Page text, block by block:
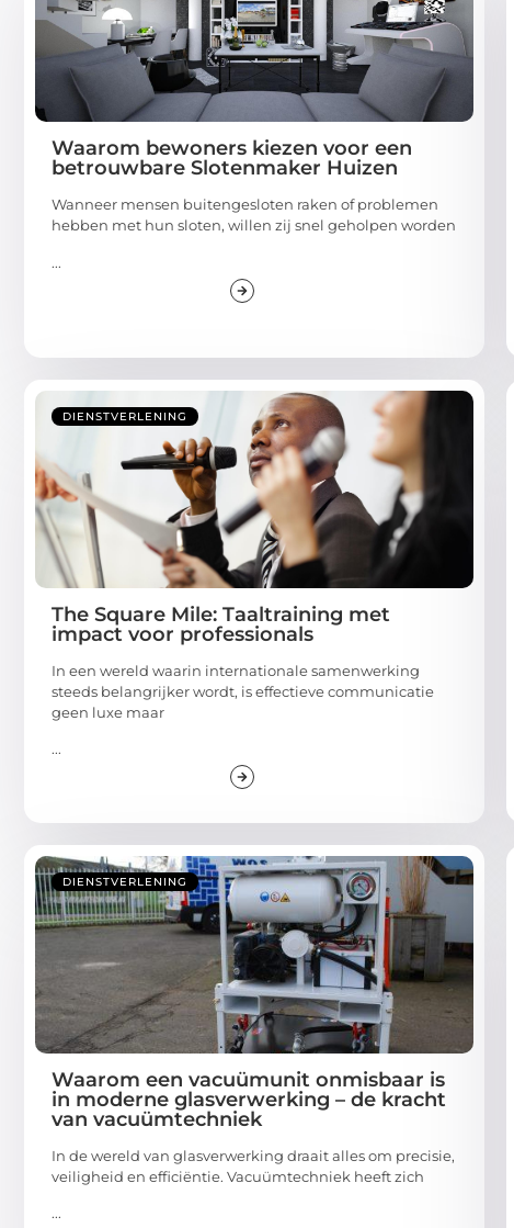
Waarom bewoners kiezen voor een
betrouwbare Slotenmaker Huizen
Wanneer mensen buitengesloten raken of problemen
hebben met hun sloten, willen zij snel geholpen worden
...
DIENSTVERLENING
The Square Mile: Taaltraining met
impact voor professionals
In een wereld waarin internationale samenwerking
steeds belangrijker wordt, is effectieve communicatie
geen luxe maar
...
DIENSTVERLENING
Waarom een vacuümunit onmisbaar is
in moderne glasverwerking – de kracht
van vacuümtechniek
In de wereld van glasverwerking draait alles om precisie,
veiligheid en efficiëntie. Vacuümtechniek heeft zich
...